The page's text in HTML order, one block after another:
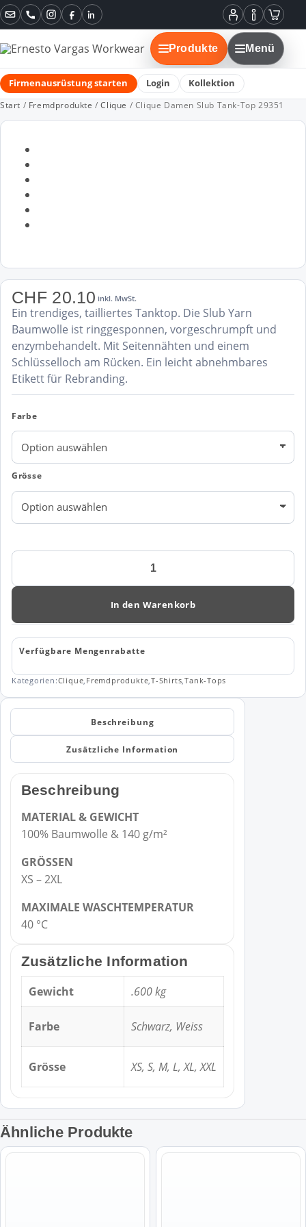
Mein
Konto
Informationen
Instagram
FacebookLinkedIn
Produkte Menü
Firmenausrüstung starten Login Kollektion
Start / Fremdprodukte /Clique / Clique Damen Slub Tank-Top 29351
CHF20.10 inkl. MwSt.
Ein trendiges, tailliertes Tanktop. Die Slub Yarn
Baumwolle ist ringgesponnen, vorgeschrumpft und
enzymbehandelt. Mit Seitennähten und einem
Schlüsselloch am Rücken. Ein leicht abnehmbares
Etikett für Rebranding.
Farbe
Grösse
Clique
Slub
Top
Menge
In den Warenkorb
Verfügbare Mengenrabatte
Kategorien:Clique, Fremdprodukte,T-Shirts,Tank-Tops
Beschreibung
Zusätzliche Information
Beschreibung
MATERIAL & GEWICHT
100% Baumwolle & 140 g/m²
GRÖSSEN
XS – 2XL
MAXIMALE WASCHTEMPERATUR
40 °C
Zusätzliche Information
Gewicht .600 kg
Farbe Schwarz, Weiss
Grösse XS, S, M, L, XL, XXL
Ähnliche Produkte